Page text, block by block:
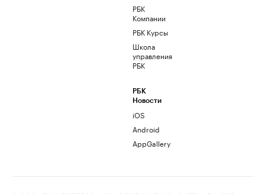
РБК
Компании
РБК Курсы
Школа
управления
РБК
РБК
Новости
iOS
Android
AppGallery